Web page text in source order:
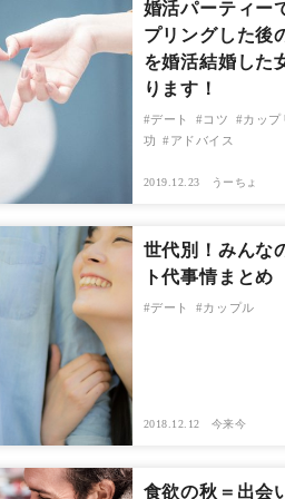
婚活パーティー
プリングした後
を婚活結婚した
ります！
デート コツ
カップ
功
アドバイス
2019.12.23 うーちょ
世代別！みんな
ト代事情まとめ
デート カップル
2018.12.12 今来今
食欲の秋＝出会